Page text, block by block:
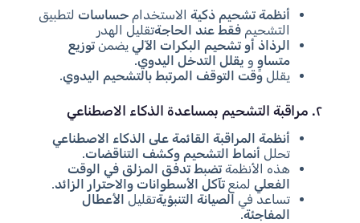
أنظمة تشحيم ذكيةالاستخدام حساسات لتطبيق
التشحيم فقط عند الحاجةتقليل الهدر
الرذاذ أو تشحيم البكرات الآلي يضمن توزيع
متساوٍ و يقلل التدخل اليدوي.
يقلل وقت التوقف المرتبط بالتشحيم اليدوي.
٢. مراقبة التشحيم بمساعدة الذكاء الاصطناعي
أنظمة المراقبة القائمة على الذكاء الاصطناعي
تحلل أنماط التشحيم وكشف التناقضات.
هذه الأنظمة تضبط تدفق المزلق في الوقت
الفعلي لمنع تآكل الأسطوانات والاحترار الزائد.
تساعد في الصيانة التنبؤيةتقليل الأعطال
المفاجئة.